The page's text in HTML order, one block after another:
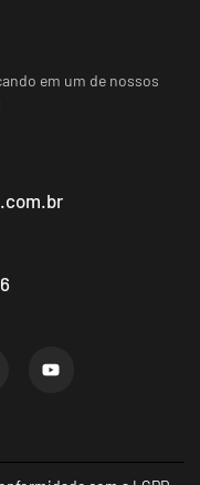
em um de nossos